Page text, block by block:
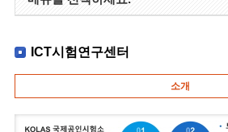
ICT시험연구센터
소개